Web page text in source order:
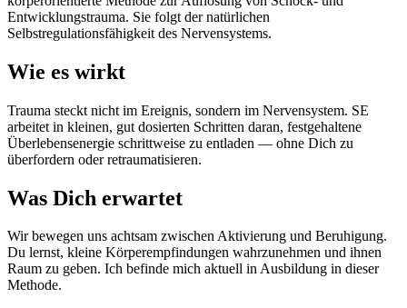
Entwicklungstrauma. Sie folgt der natürlichen
Selbstregulationsfähigkeit des Nervensystems.
Wie es wirkt
Trauma steckt nicht im Ereignis, sondern im Nervensystem. SE
arbeitet in kleinen, gut dosierten Schritten daran, festgehaltene
Überlebensenergie schrittweise zu entladen — ohne Dich zu
überfordern oder retraumatisieren.
Was Dich erwartet
Wir bewegen uns achtsam zwischen Aktivierung und Beruhigung.
Du lernst, kleine Körperempfindungen wahrzunehmen und ihnen
Raum zu geben. Ich befinde mich aktuell in Ausbildung in dieser
Methode.